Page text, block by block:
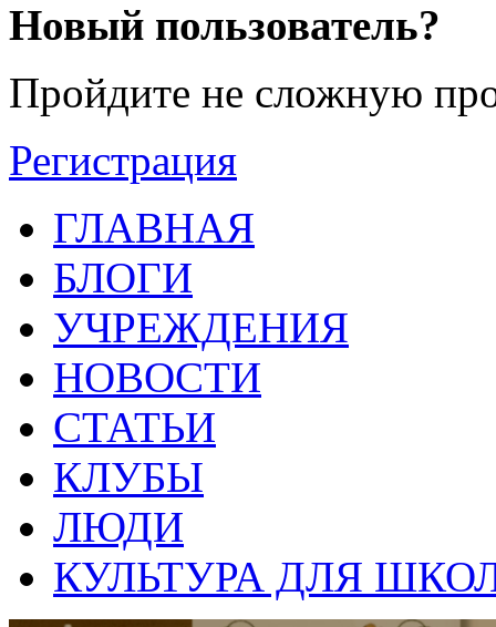
Новый пользователь?
Пройдите не сложную
Регистрация
ГЛАВНАЯ
БЛОГИ
УЧРЕЖДЕНИЯ
НОВОСТИ
СТАТЬИ
КЛУБЫ
ЛЮДИ
КУЛЬТУРА ДЛЯ